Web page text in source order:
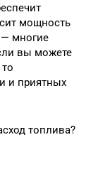
мощность
многие
вы можете
и приятных
топлива?